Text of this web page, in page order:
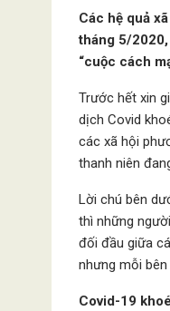
Các hệ quả
tháng 5/2020,
“cuộc cách
Trước hết xin
dịch Covid
các xã hội
thanh niên
Lời chú bên
thì những
đối đầu giữa
nhưng mỗi
Covid-19